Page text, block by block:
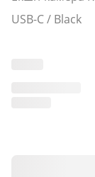
USB-C / Black